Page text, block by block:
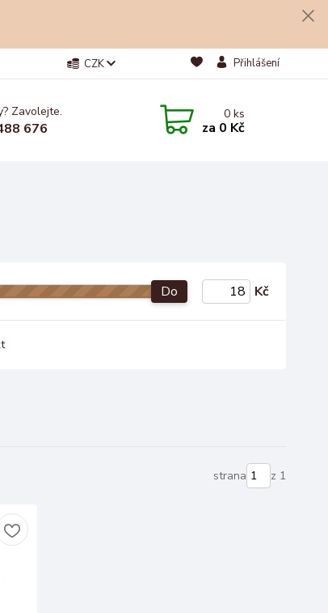
CZK Přihlášení
Zavolejte.
676
0ks
za 0 Kč
Do Kč
strana z 1